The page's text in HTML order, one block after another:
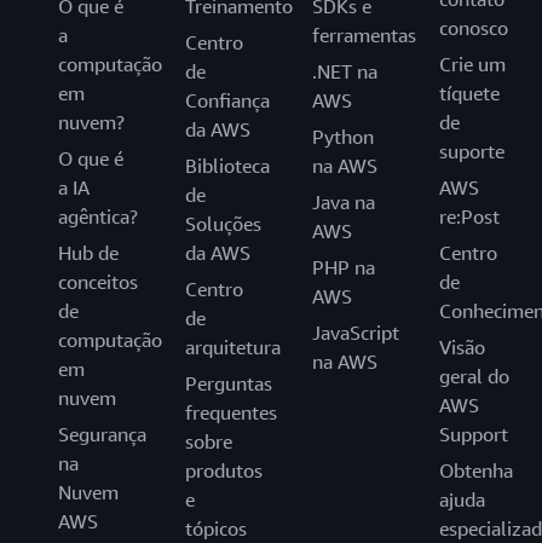
O que é
a
computação
em
nuvem?
O que é
a IA
agêntica?
Hub de
conceitos
de
computação
em
nuvem
Segurança
na
Nuvem
AWS
Treinamento
Centro
de
Confiança
da AWS
Biblioteca
de
Soluções
da AWS
Centro
de
arquitetura
Perguntas
frequentes
sobre
produtos
e
tópicos
SDKs e
ferramentas
.NET na
AWS
Python
na AWS
Java na
AWS
PHP na
AWS
JavaScript
na AWS
conosco
Crie um
tíquete
de
suporte
AWS
re:Post
Centro
de
Visão
geral do
AWS
Support
Obtenha
ajuda